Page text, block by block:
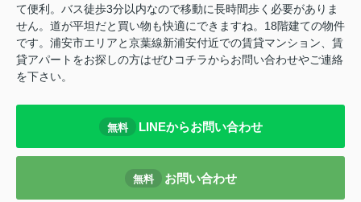
て便利。バス徒歩3分以内なので移動に長時間歩く必要がありま
せん。道が平坦だと買い物も快適にできますね。18階建ての物件
です。浦安市エリアと京葉線新浦安付近での賃貸マンション、賃
貸アパートをお探しの方はぜひコチラからお問い合わせやご連絡
を下さい。
無料 LINEからお問い合わせ
無料 お問い合わせ